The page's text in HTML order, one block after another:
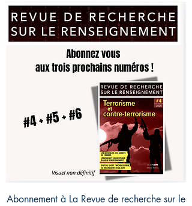
Abonnement à La Revue de recherche sur le